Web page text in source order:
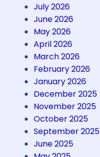
s
h
o
w
&
W
o
r
k
s
h
o
July 2026
June 2026
May 2026
April 2026
March 2026
February 2026
January 2026
December 2025
November 2025
October 2025
September 2025
June 2025